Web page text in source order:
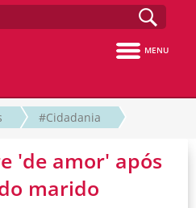
MENU
#Cidadania
'de amor' após
marido